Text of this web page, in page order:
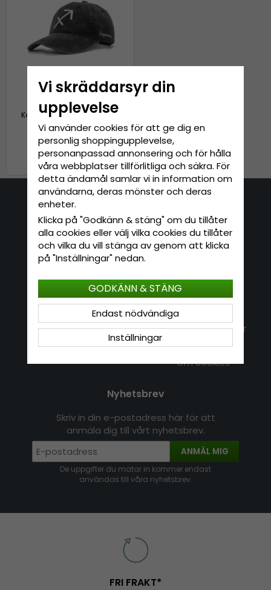
Keps - Gårda Zodiac Sign
Sagittarius (svart)
349 kr
E-mail: info@hatshop.se
Tel: 031-320 22 00
Kundservice
Kontakt
Jag vill göra en retur
Information
Om Hatshop.se
Populära sökningar
Nyhetsbrev
Om cookies
Nyhetsbrev
Skriv in din e-postadress här för att
anmäla dig till vårt nyhetsbrev.
ANMÄL MIG
De uppgifter du matar in kommer endast
användas till våra nyhetsbrev.
FRI FRAKT*
Vi skräddarsyr din
upplevelse
Vi använder cookies för att ge dig en
personlig shoppingupplevelse,
personanpassad annonsering och för hålla
våra webbplatser tillförlitliga och säkra. För
detta ändamål samlar vi in information om
användarna, deras mönster och deras
enheter.
Klicka på "Godkänn & stäng" om du tillåter
alla cookies eller välj vilka cookies du tillåter
och vilka du vill stänga av genom att klicka
på "Inställningar" nedan.
Inställningar
Endast nödvändiga
GODKÄNN & STÄNG